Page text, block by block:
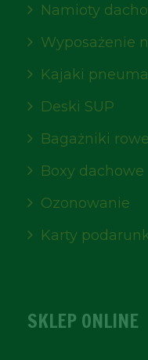
Namioty
Wyposażenie
Kajaki
Deski SUP
Bagażniki
Boxy dachowe
Ozonowanie
Karty
SKLEP ONLINE